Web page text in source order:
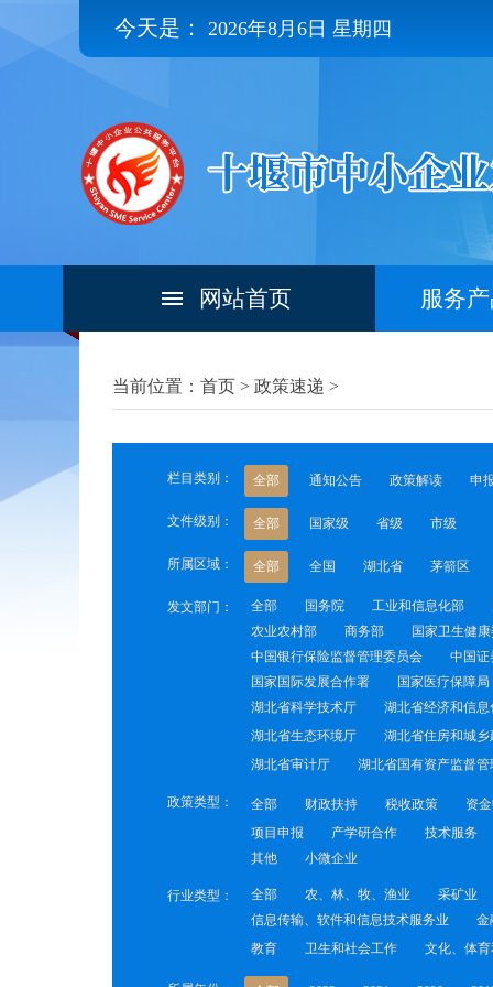
今天是： 2026年8月6日 星期四
网站首页 服务
当前位置：首页 > 政策速递 >
栏目类别： 全部 通知公告 政策解读 申
文件级别： 全部 国家级 省级 市级
所属区域： 全部 全国 湖北省 茅箭区
发文部门： 全部 国务院 工业和信息化部
农业农村部
商务部 国家卫生健
中国银行保险监督管理委员会
中国证
国家国际发展合作署
国家医疗保障局
湖北省科学技术厅
湖北省经济和信息
湖北省生态环境厅
湖北省住房和城乡
湖北省审计厅
湖北省国有资产监督管
政策类型： 全部 财政扶持 税收政策 资
项目申报
产学研合作 技术服务
其他
小微企业
行业类型： 全部 农、林、牧、渔业 采矿业
信息传输、软件和信息技术服务业
金
教育
卫生和社会工作 文化、体